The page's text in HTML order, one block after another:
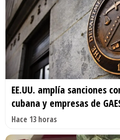
EE.UU. amplía sanciones
cubana y empresas de
Hace 13 horas